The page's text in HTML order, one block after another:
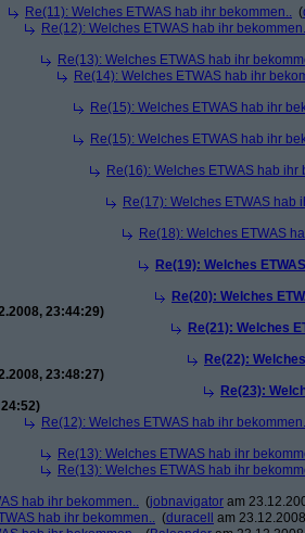
Re(11): Welches ETWAS hab ihr bekommen.. (
Re(12): Welches ETWAS hab ihr
Re(13): Welches ETWAS hab ihr
Re(14): Welches ETWAS hab ihr
Re(15): Welches ETWAS hab ihr
Re(15): Welches ETWAS hab ihr
Re(16): Welches ETWAS hab ihr
Re(17): Welches ETWAS hab
Re(18): Welches ETWAS
Re(19): Welches
Re(20): Welches
23:44:29)
Re(21): Welches
Re(22):
23:48:27)
Re(23):
Re(12): Welches ETWAS hab ihr
Re(13): Welches ETWAS hab ihr
Re(13): Welches ETWAS hab ihr
hab ihr bekommen.. (jobnavigator am
hab ihr bekommen.. (duracell
am